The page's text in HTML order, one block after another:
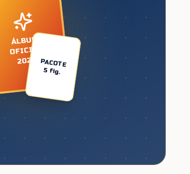
ÁLBUM
OFICIAL
2026 PACOTE
5 fig.